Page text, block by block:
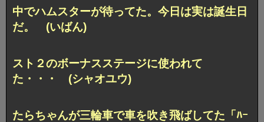
中でハムスターが待ってた。 今日は実は誕生日
だ。 (いばん)
スト２のボーナスステージに使われて
た・・・ (シャオユウ)
たらちゃんが三輪車で車を吹き飛ばしてた「ﾊｰ